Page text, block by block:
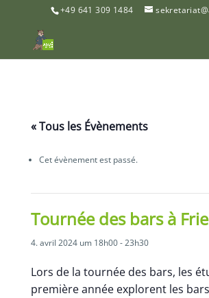
+49 641 309 1484
« Tous les Évènements
Cet évènement est passé.
Tournée des bars à
4. avril 2024 um 18h00-23h30
Lors de la tournée des bars, les
première année explorent les